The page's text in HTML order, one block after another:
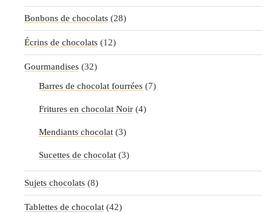
Bonbons de chocolats (28)
Écrins de chocolats (12)
Gourmandises (32)
Barres de chocolat fourrées (7)
Fritures en chocolat Noir (4)
Mendiants chocolat (3)
Sucettes de chocolat (3)
Sujets chocolats (8)
Tablettes de chocolat (42)